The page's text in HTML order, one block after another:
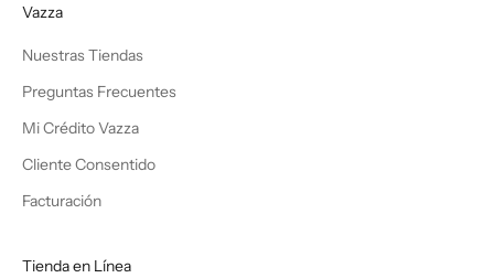
Vazza
Nuestras Tiendas
Preguntas Frecuentes
Mi Crédito Vazza
Cliente Consentido
Facturación
Tienda en Línea